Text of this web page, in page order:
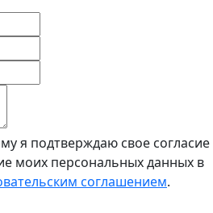
я подтверждаю свое согласие
моих персональных данных в
соглашением.